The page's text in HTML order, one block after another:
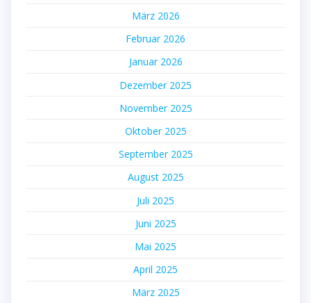
März 2026
Februar 2026
Januar 2026
Dezember 2025
November 2025
Oktober 2025
September 2025
August 2025
Juli 2025
Juni 2025
Mai 2025
April 2025
März 2025